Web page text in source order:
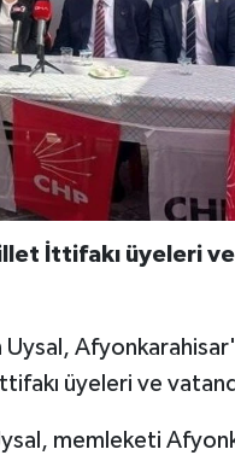
İttifakı üyeleri
Uysal,
üyeleri ve
memleketi